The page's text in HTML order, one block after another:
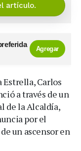
artículo.
Agregar
Estrella, Carlos
a través de un
de la Alcaldía,
por el
un ascensor en